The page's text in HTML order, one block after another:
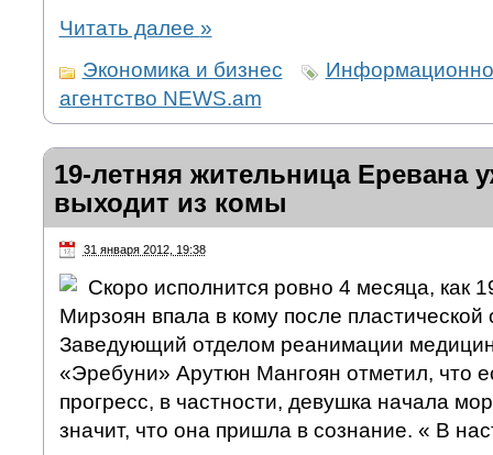
Читать далее »
Экономика и бизнес
агентство NEWS.am
19-летняя жительница Еревана
выходит из комы
31 января 2012, 19:38
Скоро исполнится ровно 4 месяца, как
Мирзоян впала в кому после пластической
Заведующий отделом реанимации
«Эребуни» Арутюн Мангоян отметил, что
прогресс, в частности, девушка начала
значит, что она пришла в сознание. « В